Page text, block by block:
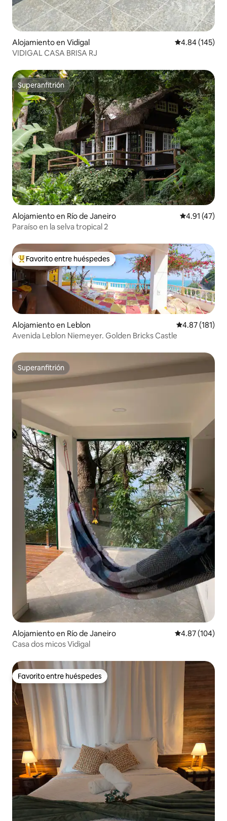
Alojamiento en Vidigal Calificación
4.84 (145)
VIDIGAL CASA BRISA RJ
Superanfitrión
Superanfitrión
Alojamiento en Río de Janeiro Calificación
4.91 (47)
Paraíso en la selva tropical 2
Favorito entre huéspedes preferido
Favorito entre huéspedes
Alojamiento en Leblon Calificación
4.87 (181)
Avenida Leblon Niemeyer. Golden Bricks Castle
Superanfitrión
Superanfitrión
Alojamiento en Río de Janeiro Calificación
4.87 (104)
Casa dos micos Vidigal
Favorito entre huéspedes
Favorito entre huéspedes